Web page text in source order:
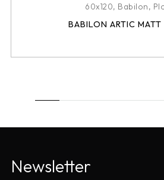
60x120, Babilon,
BABILON ARTIC
Newsletter